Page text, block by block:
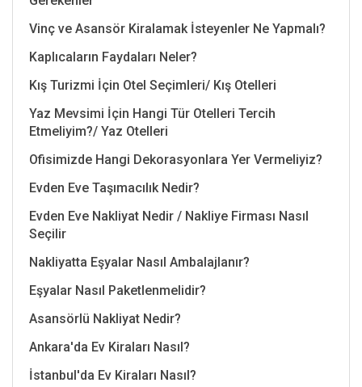
Vinç ve Asansör Kiralamak İsteyenler Ne Yapmalı?
Kaplıcaların Faydaları Neler?
Kış Turizmi İçin Otel Seçimleri/ Kış Otelleri
Yaz Mevsimi İçin Hangi Tür Otelleri Tercih
Etmeliyim?/ Yaz Otelleri
Ofisimizde Hangi Dekorasyonlara Yer Vermeliyiz?
Evden Eve Taşımacılık Nedir?
Evden Eve Nakliyat Nedir / Nakliye Firması Nasıl
Seçilir
Nakliyatta Eşyalar Nasıl Ambalajlanır?
Eşyalar Nasıl Paketlenmelidir?
Asansörlü Nakliyat Nedir?
Ankara'da Ev Kiraları Nasıl?
İstanbul'da Ev Kiraları Nasıl?